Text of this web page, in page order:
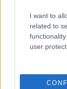
I want to
related to
user